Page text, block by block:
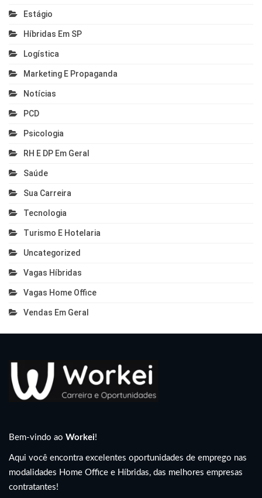
Estágio
Híbridas Em SP
Logística
Marketing E Propaganda
Notícias
PCD
Psicologia
RH E DP Em Geral
Saúde
Sua Carreira
Tecnologia
Turismo E Hotelaria
Uncategorized
Vagas Híbridas
Vagas Home Office
Vendas Em Geral
Bem-vindo ao Workei!
Aqui você encontra excelentes oportunidades de emprego nas
modalidades Home Office e Híbridas, das melhores empresas
contratantes!